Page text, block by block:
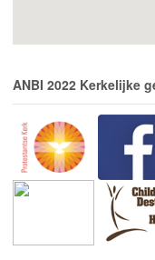
ANBI 2022 Kerkelijke